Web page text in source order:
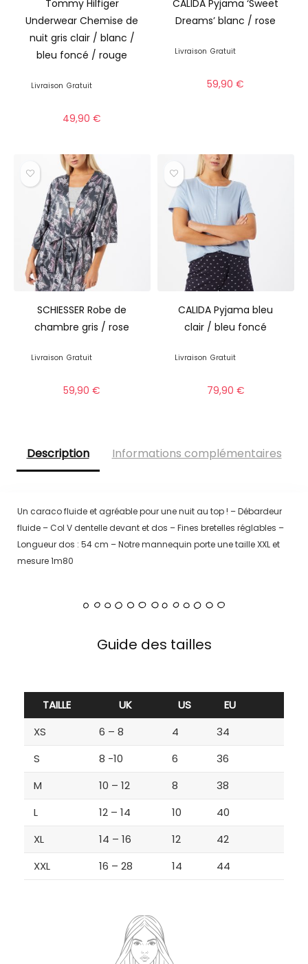
Tommy Hilfiger
Underwear Chemise de
nuit gris clair / blanc /
bleu foncé / rouge
Livraison Gratuit
49,90€
CALIDA Pyjama ‘Sweet
Dreams’ blanc / rose
Livraison Gratuit
59,90€
SCHIESSER Robe de
chambre gris / rose
Livraison Gratuit
59,90€
CALIDA Pyjama bleu
clair / bleu foncé
Livraison Gratuit
79,90 €
Description Informations complémentaires
Un caraco fluide et agréable pour une nuit au top ! – Débardeur
fluide – Col V dentelle devant et dos – Fines bretelles réglables –
Longueur dos : 54 cm – Notre mannequin porte une taille XXL et
mesure 1m80
Guide des tailles
TAILLE UK US
EU
XS
6 – 8 4
34
S
8 -10 6
36
M
10 – 12 8
38
L
12 – 14 10
40
XL
14 – 16 12
42
XXL
16 – 28 14 44